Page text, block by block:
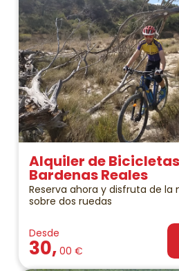
Alquiler de
Bardenas Reales
Reserva ahora y disfruta de la
sobre dos ruedas
Desde
30, 00 €